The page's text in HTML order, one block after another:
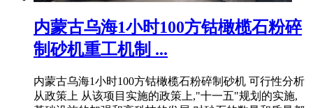
内蒙古乌海1小时100方钴橄榄石粉碎
制砂机重工机制 ...
内蒙古乌海1小时100方钴橄榄石粉碎制砂机 可行性分析
从政策上 从该项目实施的政策上,"十一五"规划的实施,